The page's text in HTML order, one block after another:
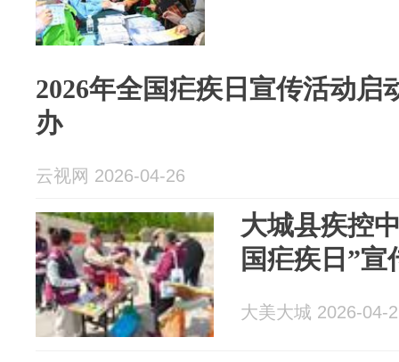
2026年全国疟疾日宣传活动启
办
云视网 2026-04-26
大城县疾控
国疟疾日”宣
大美大城 2026-04-